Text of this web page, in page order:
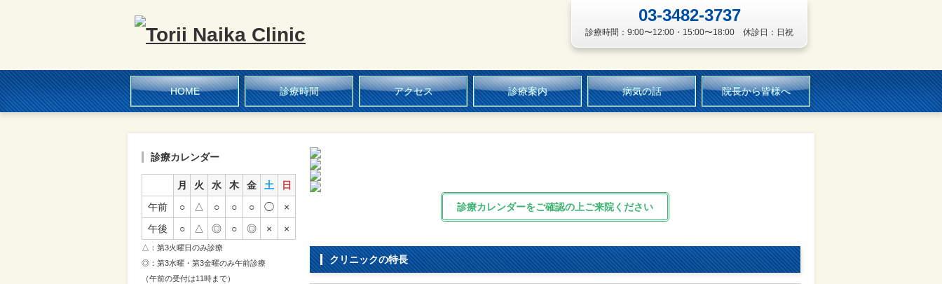
03-3482-3737
診療時間：9:00〜12:00・15:00〜18:00 休診日：日祝
HOME 診療時間 アクセス 診療案内 病気の話 院長から皆様へ
診療カレンダーをご確認の上ご来院ください
クリニックの特長
診療カレンダー
月 火 水 木 金 土
日
午前
○ △ ○ ○ ○ ◯
×
午後
○ △ ◎ ○ ◎ × ×
△：第3火曜日のみ診療
◎：第3水曜・第3金曜のみ午前診療
（午前の受付は11時まで）